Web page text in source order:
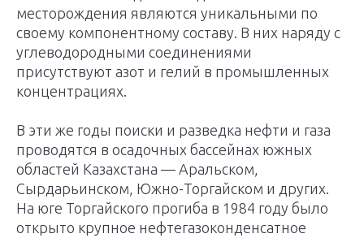
месторождения являются уникальными по
своему компонентному составу. В них наряду с
углеводородными соединениями
присутствуют азот и гелий в промышленных
концентрациях.
В эти же годы поиски и разведка нефти и газа
проводятся в осадочных бассейнах южных
областей Казахстана — Аральском,
Сырдарьинском, Южно-Торгайском и других.
На юге Торгайского прогиба в 1984 году было
открыто крупное нефтегазоконденсатное